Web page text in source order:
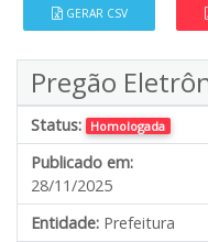
GERAR CSV
Pregão
Status: Homologada
Publicado em:
28/11/2025
Entidade: Prefeitura